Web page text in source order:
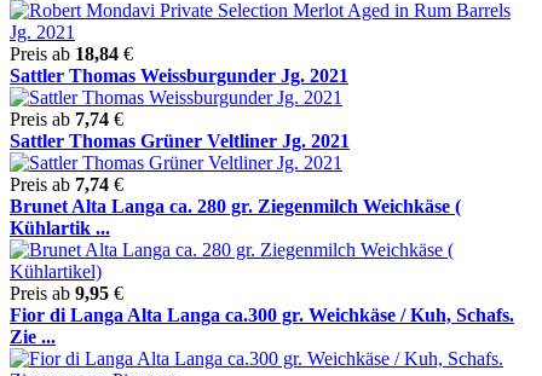
Preis ab 18,84 €
Sattler Thomas Weissburgunder Jg. 2021
Preis ab 7,74 €
Sattler Thomas Grüner Veltliner Jg. 2021
Preis ab 7,74 €
Brunet Alta Langa ca. 280 gr. Ziegenmilch Weichkäse (
Kühlartik ...
Preis ab 9,95 €
Fior di Langa Alta Langa ca.300 gr. Weichkäse / Kuh, Schafs.
Zie ...